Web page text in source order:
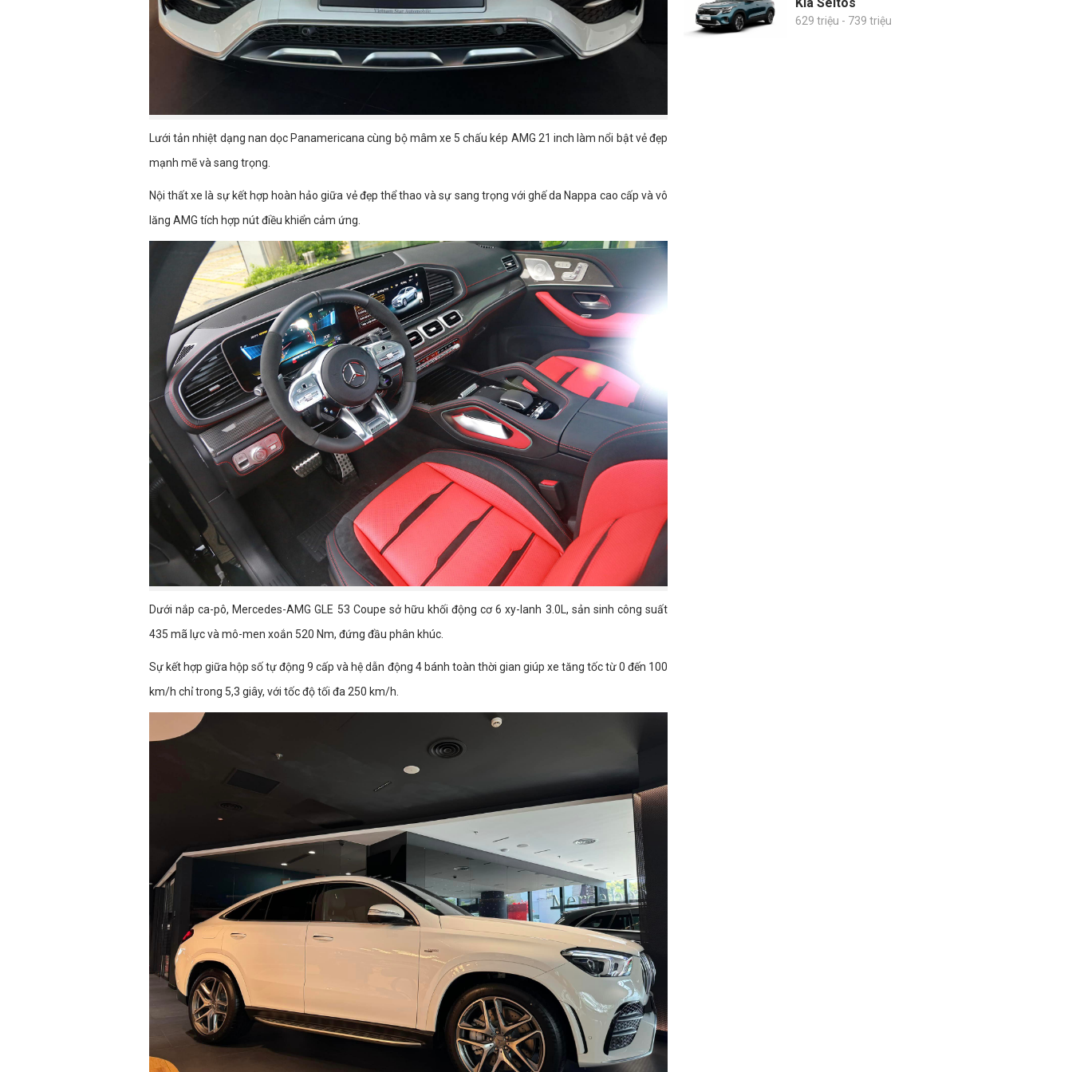
Lưới tản nhiệt dạng nan dọc Panamericana cùng bộ mâm xe 5 chấu kép AMG 21 inch làm nổi bật vẻ đẹp
mạnh mẽ và sang trọng.
Nội thất xe là sự kết hợp hoàn hảo giữa vẻ đẹp thể thao và sự sang trọng với ghế da Nappa cao cấp và vô
lăng AMG tích hợp nút điều khiển cảm ứng.
Dưới nắp ca-pô, Mercedes-AMG GLE 53 Coupe sở hữu khối động cơ 6 xy-lanh 3.0L, sản sinh công suất
435 mã lực và mô-men xoắn 520 Nm, đứng đầu phân khúc.
Sự kết hợp giữa hộp số tự động 9 cấp và hệ dẫn động 4 bánh toàn thời gian giúp xe tăng tốc từ 0 đến 100
km/h chỉ trong 5,3 giây, với tốc độ tối đa 250 km/h.
Kia Seltos
629 triệu - 739 triệu